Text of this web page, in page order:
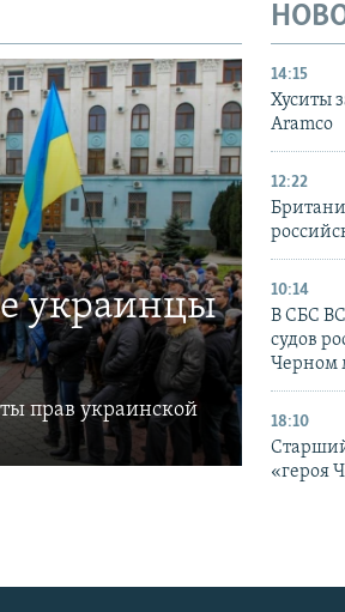
украинцы
прав украинской
14:15
Хуситы
Aramco
12:22
10:14
В СБС
судов
Черном
18:10
«героя